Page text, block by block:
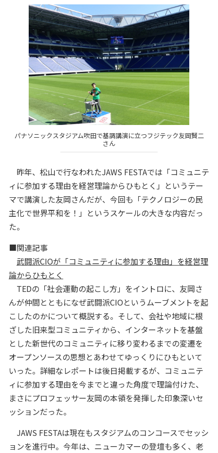
パナソニックスタジアム吹田で基調講演に立つフジテック友岡賢二
さん
昨年、松山で行なわれたJAWS FESTAでは「コミュニテ
ィに参加する理由を経営理論からひもとく」というテー
マで講演した友岡さんだが、今回も「テクノロジーの民
主化で世界平和を！」というスケールの大きな内容だっ
た。
■関連記事
武闘派CIOが「コミュニティに参加する理由」を経営理
論からひもとく
TEDの「社会運動の起こし方」をイントロに、友岡さ
んが仲間とともになぜ武闘派CIOというムーブメントを起
こしたのかについて概説する。そして、会社や地域に根
ざした旧来型コミュニティから、インターネットを基盤
とした新世代のコミュニティに移り変わるまでの変遷を
オープンソースの思想とあわせてゆっくりにひもといて
いった。詳細なレポートは後日掲載するが、コミュニテ
ィに参加する理由を今までと違った角度で理論付けた、
まさにプロフェッサー友岡の本領を発揮した印象深いセ
ッションだった。
JAWS FESTAは現在もスタジアムのコンコースでセッシ
ョンを進行中。今年は、ニューカマーの登壇も多く、老